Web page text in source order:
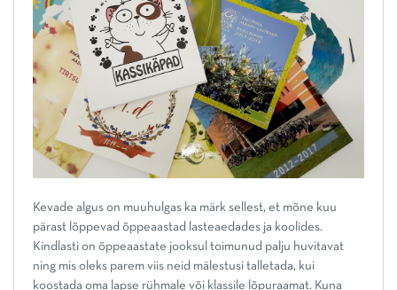
Kevade algus on muuhulgas ka märk sellest, et mõne kuu
pärast lõppevad õppeaastad lasteaedades ja koolides.
Kindlasti on õppeaastate jooksul toimunud palju huvitavat
ning mis oleks parem viis neid mälestusi talletada, kui
koostada oma lapse rühmale või klassile lõpuraamat. Kuna